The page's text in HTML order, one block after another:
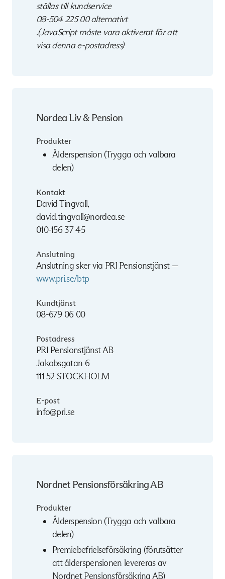
ställas till kundservice
08-504 225 00alternativt
.(JavaScript måste vara aktiverat för att
visa denna e-postadress)
Nordea Liv & Pension
Produkter
Ålderspension (Trygga och valbara
delen)
Kontakt
David Tingvall,
david.tingvall@nordea.se
010-156 37 45
Anslutning
Anslutning sker via PRI Pensionstjänst —
www.pri.se/btp
Kundtjänst
08-679 06 00
Postadress
PRI Pensionstjänst AB
Jakobsgatan 6
111 52 STOCKHOLM
E-post
info@pri.se
Nordnet Pensionsförsäkring AB
Produkter
Ålderspension (Trygga och valbara
delen)
Premiebefrielseförsäkring (förutsätter
att ålderspensionen levereras av
Nordnet Pensionsförsäkring AB)